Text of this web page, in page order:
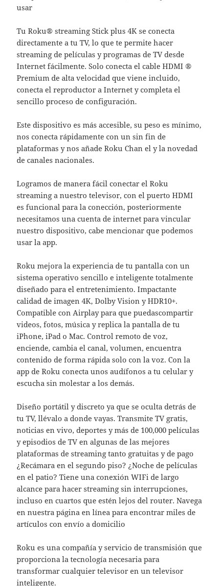
usar
Tu Roku® streaming Stick plus 4K se conecta
directamente a tu TV, lo que te permite hacer
streaming de películas y programas de TV desde
Internet fácilmente. Solo conecta el cable HDMI ®
Premium de alta velocidad que viene incluido,
conecta el reproductor a Internet y completa el
sencillo proceso de configuración.
Este dispositivo es más accesible, su peso es mínimo,
nos conecta rápidamente con un sin fin de
plataformas y nos añade Roku Chan el y la novedad
de canales nacionales.
Logramos de manera fácil conectar el Roku
streaming a nuestro televisor, con el puerto HDMI
es funcional para la conección, posteriormente
necesitamos una cuenta de internet para vincular
nuestro dispositivo, cabe mencionar que podemos
usar la app.
Roku mejora la experiencia de tu pantalla con un
sistema operativo sencillo e inteligente totalmente
diseñado para el entretenimiento. Impactante
calidad de imagen 4K, Dolby Vision y HDR10+.
Compatible con Airplay para que puedascompartir
videos, fotos, música y replica la pantalla de tu
iPhone, iPad o Mac. Control remoto de voz,
enciende, cambia el canal, volumen, encuentra
contenido de forma rápida solo con la voz. Con la
app de Roku conecta unos audífonos a tu celular y
escucha sin molestar a los demás.
Diseño portátil y discreto ya que se oculta detrás de
tu TV, llévalo a donde vayas. Transmite TV gratis,
noticias en vivo, deportes y más de 100,000 películas
y episodios de TV en algunas de las mejores
plataformas de streaming tanto gratuitas y de pago
¿Recámara en el segundo piso? ¿Noche de películas
en el patio? Tiene una conexión WIFi de largo
alcance para hacer streaming sin interrupciones,
incluso en cuartos que estén lejos del router. Navega
en nuestra página en línea para encontrar miles de
artículos con envío a domicilio
Roku es una compañía y servicio de transmisión que
proporciona la tecnología necesaria para
transformar cualquier televisor en un televisor
inteligente.